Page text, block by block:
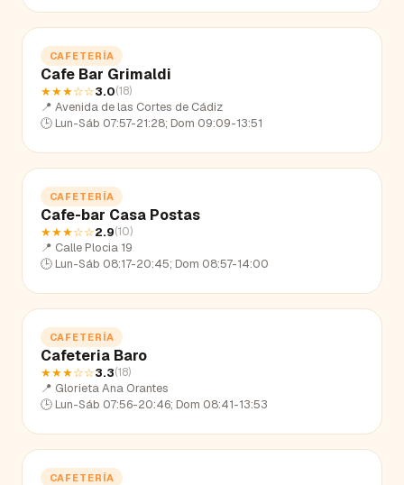
CAFETERÍA
Cafe Bar Grimaldi
★★★☆☆3.0(18)
📍 Avenida de las Cortes de Cádiz
🕒 Lun-Sáb 07:57-21:28; Dom 09:09-13:51
CAFETERÍA
Cafe-bar Casa Postas
★★★☆☆2.9(10)
📍 Calle Plocia 19
🕒 Lun-Sáb 08:17-20:45; Dom 08:57-14:00
CAFETERÍA
Cafeteria Baro
★★★☆☆3.3(18)
📍 Glorieta Ana Orantes
🕒 Lun-Sáb 07:56-20:46; Dom 08:41-13:53
CAFETERÍA